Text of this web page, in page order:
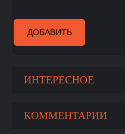
ДОБАВИТЬ
ИНТЕРЕСНОЕ
КОММЕНТАРИИ